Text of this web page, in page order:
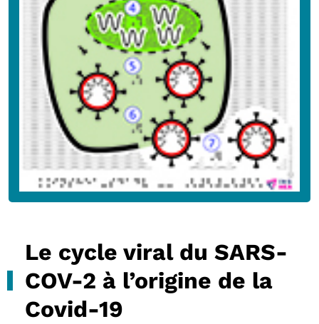
Le cycle viral du SARS-
COV-2 à l’origine de la
Covid-19